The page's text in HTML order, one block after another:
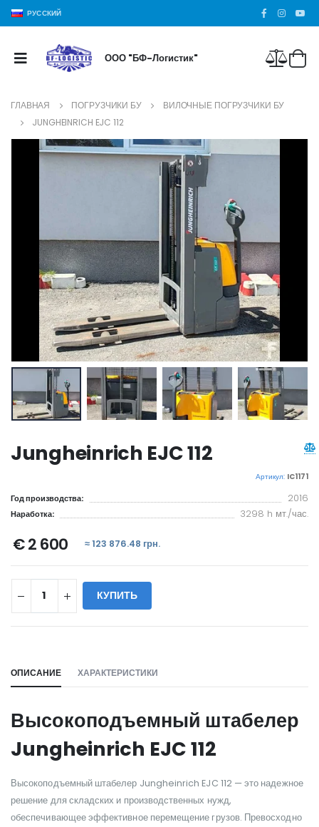
РУССКИЙ
ООО "БФ-Логистик"
ГЛАВНАЯ ПОГРУЗЧИКИ БУ
ВИЛОЧНЫЕ ПОГРУЗЧИКИ БУ
JUNGHEINRICH EJC 112
Jungheinrich EJC 112
Артикул: IC1171
Год производства: 2016
Наработка: 3298 h мт./час.
€ 2 600 ≈ 123 876.48 грн.
КУПИТЬ
ОПИСАНИЕ ХАРАКТЕРИСТИКИ
Высокоподъемный штабелер
Jungheinrich EJC 112
Высокоподъемный штабелер Jungheinrich EJC 112 — это надежное
решение для складских и производственных нужд,
обеспечивающее эффективное перемещение грузов. Превосходно